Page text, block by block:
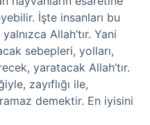
İşte insanları bu
Allah’tır. Yani
sebepleri, yolları,
yaratacak Allah’tır.
zayıflığı ile,
demektir. En iyisini